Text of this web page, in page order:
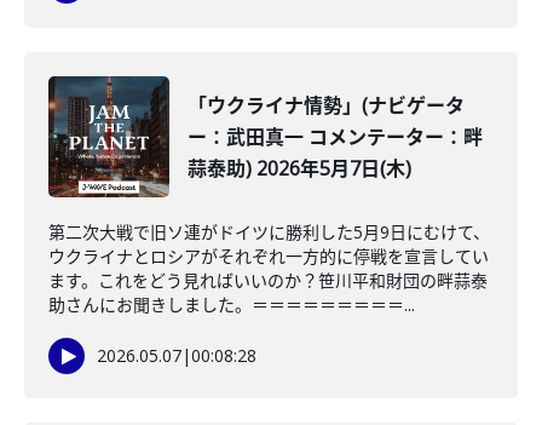
「ウクライナ情勢」(ナビゲータ
ー：武田真一 コメンテーター：畔
蒜泰助) 2026年5月7日(木)
第二次大戦で旧ソ連がドイツに勝利した5月9日にむけて、
ウクライナとロシアがそれぞれ一方的に停戦を宣言してい
ます。これをどう見ればいいのか？笹川平和財団の畔蒜泰
助さんにお聞きしました。＝＝＝＝＝＝＝＝＝...
2026.05.07|00:08:28